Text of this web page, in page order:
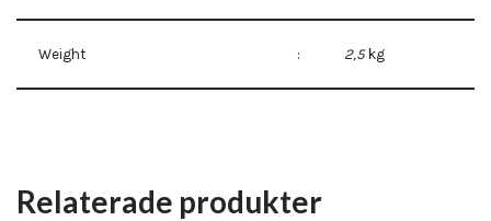
Weight : 2,5kg
Relaterade produkter